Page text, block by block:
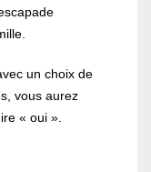
un choix de
vous aurez
« oui ».